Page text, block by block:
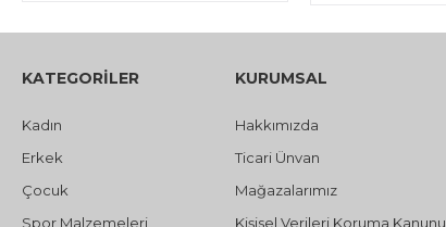
KATEGORİLER
Kadın
Erkek
Çocuk
Spor Malzemeleri
KURUMSAL
Hakkımızda
Ticari Ünvan
Mağazalarımız
Kişisel Verileri Koruma Kanunu